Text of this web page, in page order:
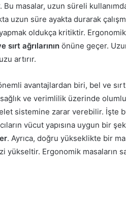
masalar, uzun süreli
uzun süre ayakta durarak
oldukça kritiktir. Ergonomik
sırt ağrılarının önüne geçer.
artırır.
avantajlardan biri, bel ve sırt
ve verimlilik üzerinde
sistemine zarar verebilir. İşte
vücut yapısına uygun bir
. Ayrıca, doğru yükseklikte bir
yükseltir. Ergonomik masaların